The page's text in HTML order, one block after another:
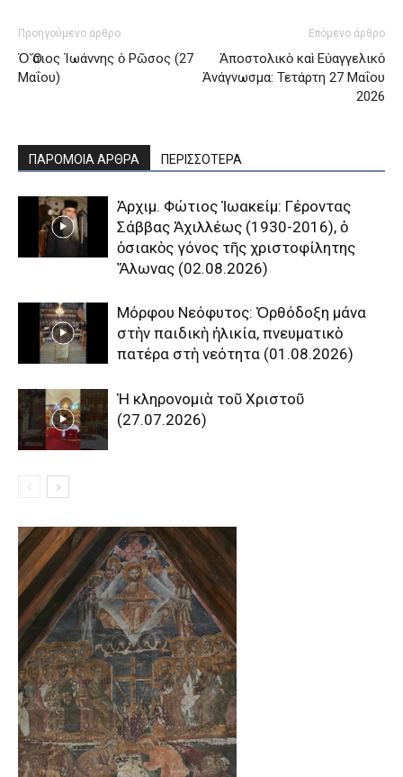
Προηγούμενο άρθρο
Ὁ Ὅσιος Ἰωάννης ὁ Ρῶσος (27
Μαΐου)
Επόμενο άρθρο
Ἀποστολικὸ καὶ Εὐαγγελικὸ
Ἀνάγνωσμα: Τετάρτη 27 Μαΐου
2026
ΠΑΡΟΜΟΙΑ ΑΡΘΡΑ ΠΕΡΙΣΣΟΤΕΡΑ
Ἀρχιμ. Φώτιος Ἰωακείμ: Γέροντας
Σάββας Ἀχιλλέως (1930-2016), ὁ
ὁσιακὸς γόνος τῆς χριστοφίλητης
Ἅλωνας (02.08.2026)
Μόρφου Νεόφυτος: Ὀρθόδοξη μάνα
στὴν παιδικὴ ἡλικία, πνευματικὸ
πατέρα στὴ νεότητα (01.08.2026)
Ἡ κληρονομιὰ τοῦ Χριστοῦ
(27.07.2026)